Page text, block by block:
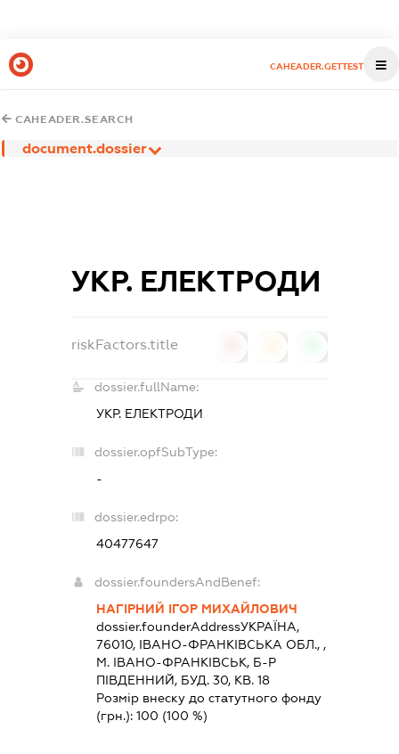
CAHEADER.GETTEST
CAHEADER.SEARCH
document.dossier
УКР. ЕЛЕКТРОДИ
riskFactors.title
dossier.fullName:
УКР. ЕЛЕКТРОДИ
dossier.opfSubType:
-
dossier.edrpo:
40477647
dossier.foundersAndBenef:
НАГІРНИЙ ІГОР МИХАЙЛОВИЧ
dossier.founderAddressУКРАЇНА,
76010, IВАНО-ФРАНКIВСЬКА ОБЛ., ,
М. ІВАНО-ФРАНКІВСЬК, Б-Р
ПІВДЕННИЙ, БУД. 30, КВ. 18
Розмір внеску до статутного фонду
(грн.):100 (100 %)